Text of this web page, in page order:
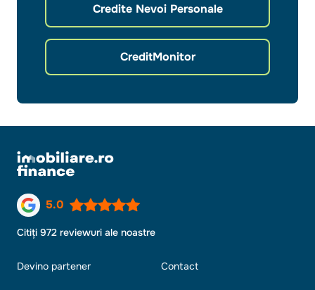
Credite Nevoi Personale
CreditMonitor
5.0
Citiți 972 reviewuri ale noastre
Devino partener Contact